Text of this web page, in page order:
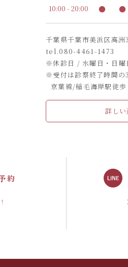
10:00 - 20:00 ● ●
千葉県千葉市美浜区高
tel.080-4461-1473
※休診日 / 水曜日・日曜
※受付は診察終了時間
京葉線/稲毛海岸駅徒歩
詳し
約